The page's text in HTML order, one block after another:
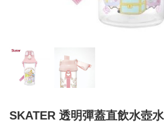
SKATER 透明彈蓋直飲水壺